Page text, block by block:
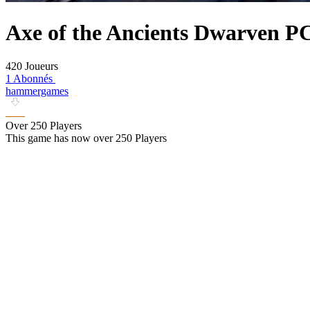
Axe of the Ancients Dwarven
420 Joueurs
1 Abonnés
hammergames
Over 250 Players
This game has now over 250 Players